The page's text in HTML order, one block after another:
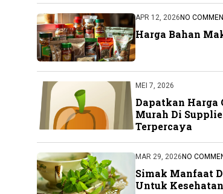
APR 12, 2026 NO
Harga Bahan
MEI 7, 2026
Dapatkan Harga
Murah Di
Terpercaya
MAR 29, 2026 NO
Simak Manfaat
Untuk Kesehatan